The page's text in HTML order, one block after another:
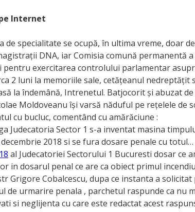
Internet
de specialitate se ocupă, în ultima vreme, doar
DNA, iar Comisia comună permanentă a
pentru exercitarea controlului parlamentar
2 luni la memoriile sale, cetățeanul nedreptățit
la îndemână, Intrenetul. Batjocorit și abuzat
Moldoveanu își varsă năduful pe rețelele de
cu bucluc, comentând cu amărăciune :
Judecatoria Sector 1 s-a inventat masina
2018 si se fura dosare penale cu totul…
al Judecatoriei Sectorului 1 Bucuresti dosar ce
in dosarul penal ce are ca obiect primul
Grigore Cobalcescu, dupa ce instanta a
de urmarire penala , parchetul raspunde ca nu
si neglijenta cu care este redactat acest